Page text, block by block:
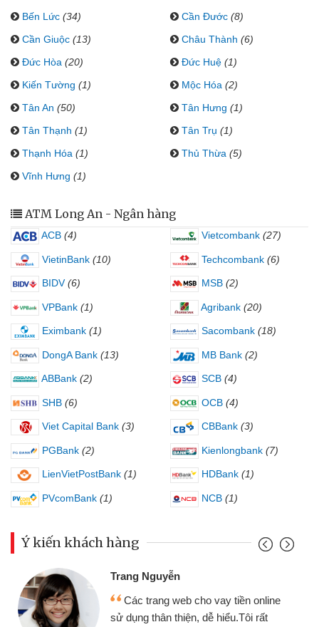
Bến Lức (34) Cần Đước (8)
Cần Giuộc (13) Châu Thành (6)
Đức Hòa (20) Đức Huệ (1)
Kiến Tường (1) Mộc Hóa (2)
Tân An (50) Tân Hưng (1)
Tân Thạnh (1) Tân Trụ (1)
Thạnh Hóa (1) Thủ Thừa (5)
Vĩnh Hưng (1)
ATM Long An - Ngân hàng
ACB (4) Vietcombank (27)
VietinBank (10) Techcombank (6)
BIDV (6) MSB (2)
VPBank (1) Agribank (20)
Eximbank (1) Sacombank (18)
DongA Bank (13) MB Bank (2)
ABBank (2) SCB (4)
SHB (6) OCB (4)
Viet Capital Bank (3) CBBank (3)
PGBank (2) Kienlongbank (7)
LienVietPostBank (1) HDBank (1)
PVcomBank (1) NCB (1)
Ý kiến khách hàng
Trang Nguyễn
Các trang web cho vay tiền online
sử dụng thân thiện, dễ hiểu.Tôi rất